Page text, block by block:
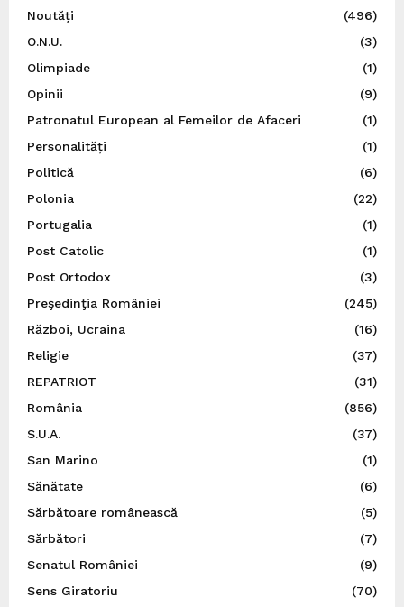
Noutăți
(496)
O.N.U.
(3)
Olimpiade
(1)
Opinii
(9)
Patronatul European al Femeilor de Afaceri
(1)
Personalități
(1)
Politică
(6)
Polonia
(22)
Portugalia
(1)
Post Catolic
(1)
Post Ortodox
(3)
Preşedinţia României
(245)
Război, Ucraina
(16)
Religie
(37)
REPATRIOT
(31)
România
(856)
S.U.A.
(37)
San Marino
(1)
Sănătate
(6)
Sărbătoare românească
(5)
Sărbători
(7)
Senatul României
(9)
Sens Giratoriu
(70)